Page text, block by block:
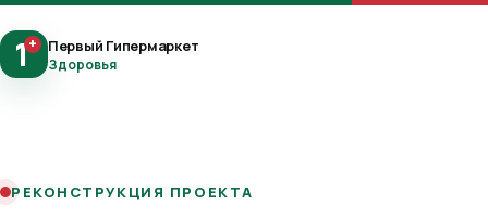
1+ Первый Гипермаркет
Здоровья
РЕКОНСТРУКЦИЯ ПРОЕКТА